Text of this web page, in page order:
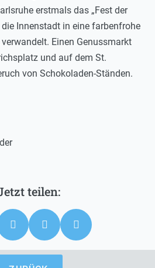
erstmals das „Fest der
die Innenstadt in eine farbenfrohe
Einen Genussmarkt
und auf dem St.
von Schokoladen-Ständen.